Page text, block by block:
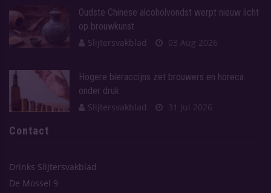
Oudste Chinese alcoholvondst werpt nieuw licht
op brouwkunst
Slijtersvakblad
03 Aug 2026
Hogere bieraccijns zet brouwers en horeca
onder druk
Slijtersvakblad
31 Jul 2026
Contact
Drinks Slijtersvakblad
De Mossel 9